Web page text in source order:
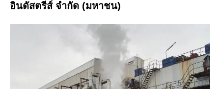
อินดัสตรีส์ จำกัด (มหาชน)